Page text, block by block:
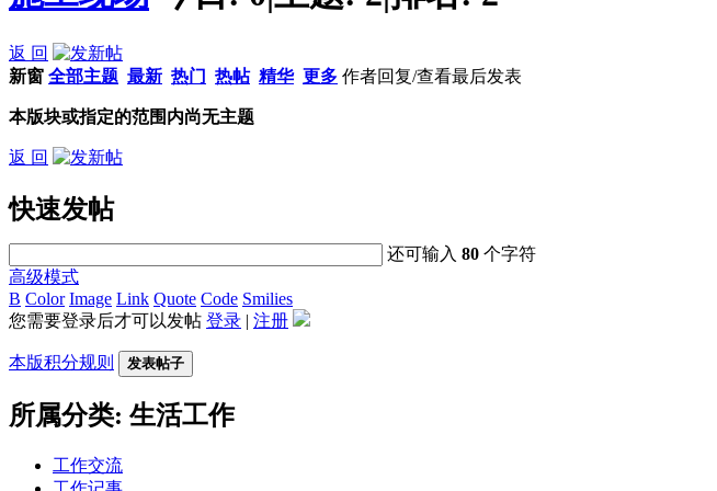
返 回
新窗 全部主题 最新 热门 热帖 精华 更多 作者回复/查看最后发表
本版块或指定的范围内尚无主题
返 回
快速发帖
还可输入80 个字符
高级模式
B Color Image Link Quote Code Smilies
您需要登录后才可以发帖 登录 | 注册
本版积分规则 发表帖子
所属分类: 生活工作
工作交流